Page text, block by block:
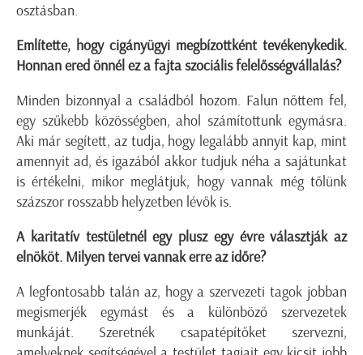
osztásban.
Említette, hogy cigányügyi megbízottként tevékenykedik.
Honnan ered önnél ez a fajta szociális felelősségvállalás?
Minden bizonnyal a családból hozom. Falun nőttem fel,
egy szűkebb közösségben, ahol számítottunk egymásra.
Aki már segített, az tudja, hogy legalább annyit kap, mint
amennyit ad, és igazából akkor tudjuk néha a sajátunkat
is értékelni, mikor meglátjuk, hogy vannak még tőlünk
százszor rosszabb helyzetben lévők is.
A karitatív testületnél egy plusz egy évre választják az
elnököt. Milyen tervei vannak erre az időre?
A legfontosabb talán az, hogy a szervezeti tagok jobban
megismerjék egymást és a különböző szervezetek
munkáját. Szeretnék csapatépítőket szervezni,